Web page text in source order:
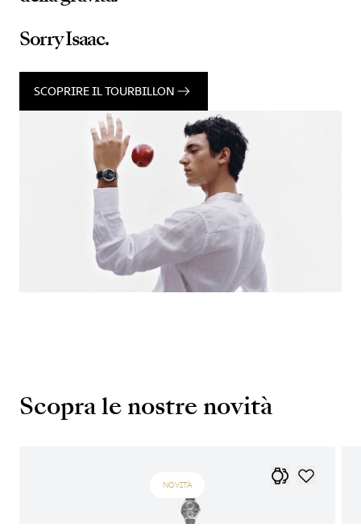
Sorry Isaac.
SCOPRIRE IL TOURBILLON
Scopra le nostre novità
NOVITÀ